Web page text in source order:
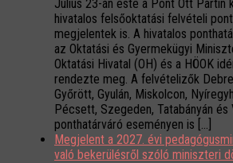
Július 23-án este a Pont Ott Partin
hivatalos felsőoktatási felvételi
megjelentek is. A hivatalos
az Oktatási és Gyermekügyi
Oktatási Hivatal (OH) és a HÖOK
rendezte meg. A felvételizők
Győrött, Gyulán, Miskolcon,
Pécsett, Szegeden, Tatabányán
ponthatárváró eseményen is […]
Megjelent a 2027. évi
való bekerülésről szóló miniszteri